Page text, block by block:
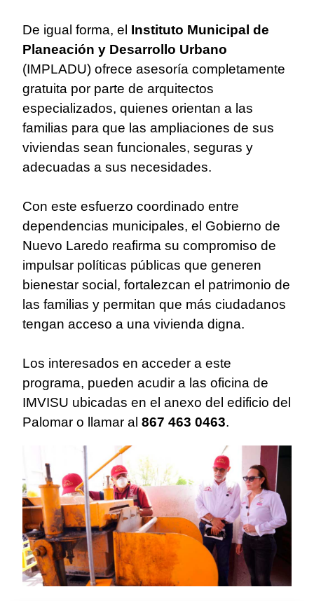
De igual forma, el Instituto Municipal de
Planeación y Desarrollo Urbano
(IMPLADU) ofrece asesoría completamente
gratuita por parte de arquitectos
especializados, quienes orientan a las
familias para que las ampliaciones de sus
viviendas sean funcionales, seguras y
adecuadas a sus necesidades.
Con este esfuerzo coordinado entre
dependencias municipales, el Gobierno de
Nuevo Laredo reafirma su compromiso de
impulsar políticas públicas que generen
bienestar social, fortalezcan el patrimonio de
las familias y permitan que más ciudadanos
tengan acceso a una vivienda digna.
Los interesados en acceder a este
programa, pueden acudir a las oficina de
IMVISU ubicadas en el anexo del edificio del
Palomar o llamar al 867 463 0463.